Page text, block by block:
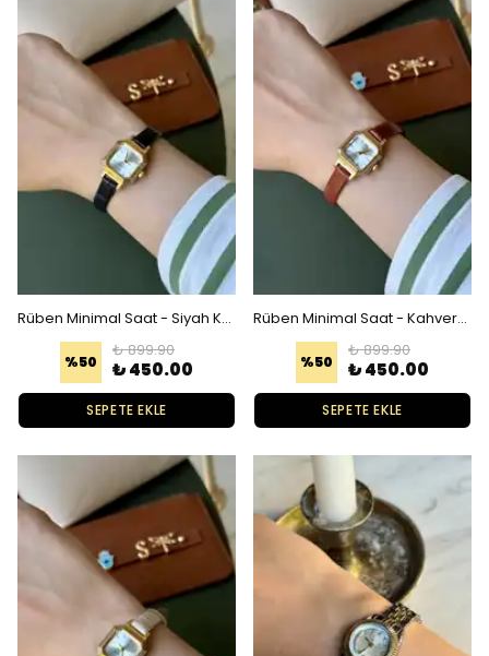
Rüben Minimal Saat - Siyah Kordon Gold Kadran
%50
₺ 899.90
₺ 450.00
SEPETE EKLE
Rüben Minimal Saat - Kahverengi Kordon Gold Kadran
%50
₺ 899.90
₺ 450.00
SEPETE EKLE